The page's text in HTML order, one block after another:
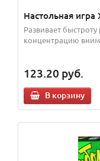
Настольная
Развивает
концентрацию
123.20 руб.
В корзину